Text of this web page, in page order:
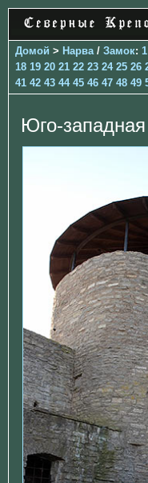
Домой > Нарва / Замок: 1
18 19 20 21 22 23 24 25 26
41 42 43 44 45 46 47 48 49
Юго-